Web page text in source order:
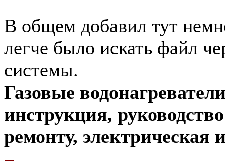
В общем добавил тут
легче было искать файл
системы.
Газовые
инструкция,
ремонту, электрическая